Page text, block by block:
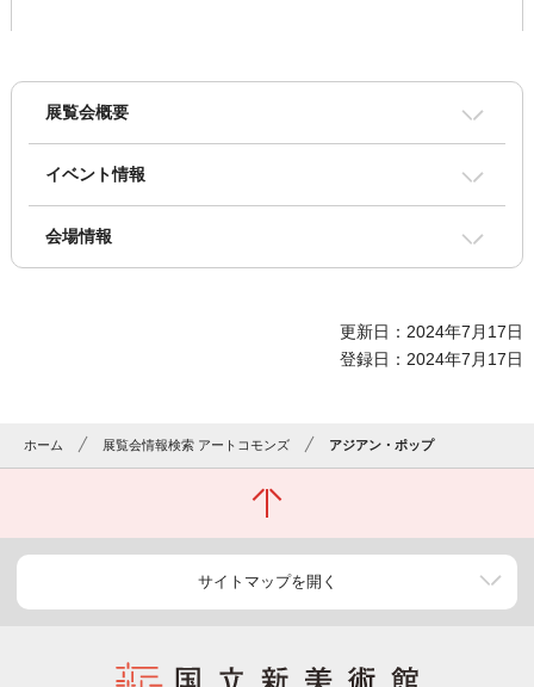
展覧会概要
イベント情報
会場情報
更新日：2024年7月17日
登録日：2024年7月17日
ホーム 展覧会情報検索 アートコモンズ アジアン・ポップ
サイトマップを開く